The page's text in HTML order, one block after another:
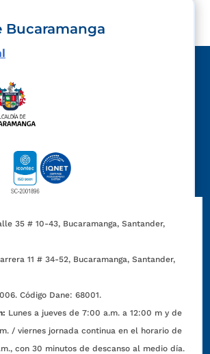
Bucaramanga
35 # 10-43, Bucaramanga, Santander,
11 # 34-52, Bucaramanga, Santander,
Código Dane: 68001.
Lunes a jueves de 7:00 a.m. a 12:00 m y de
/ viernes jornada continua en el horario de
con 30 minutos de descanso al medio día.